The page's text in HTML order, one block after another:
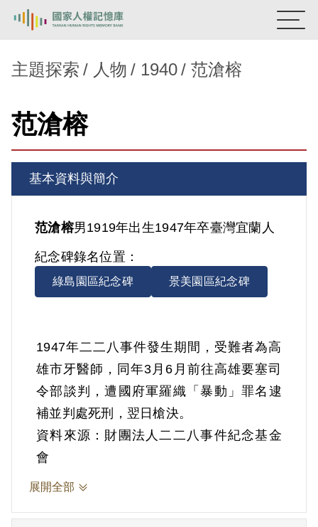
新生訓導處
主題探索
背景知識
關於我們
意見信箱
主題探索 人物 1940 范滄榕
范滄榕
基本資料與簡介
范滄榕男1919年出生1947年卒臺灣宜蘭人
紀念碑錄名位置：
綠島園區紀念碑 景美園區紀念碑
1947年二二八事件發生期間，受難者為高
雄市牙醫師，同年3月6月前往高雄要塞司
令部談判，遭國府軍羅織「暴動」罪名逮
資料來源：財團法人二二八事件紀念基金
會
展開全部